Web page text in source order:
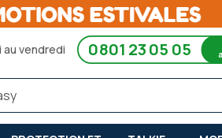
au vendredi 0801 23 05 05